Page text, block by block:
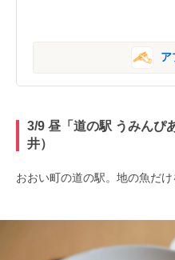
ア
3/9 昼「道の駅 うみんぴ
井）
おおい町の道の駅。地の魚だけ